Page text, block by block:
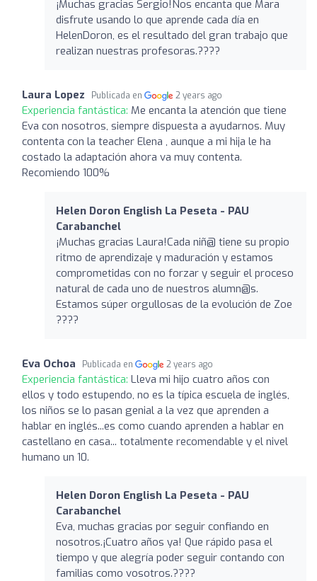
¡Muchas gracias Sergio!Nos encanta que Mara
disfrute usando lo que aprende cada día en
HelenDoron, es el resultado del gran trabajo que
realizan nuestras profesoras.????
Laura Lopez Publicada en 2 years ago
Experiencia fantástica: Me encanta la atención que tiene
Eva con nosotros, siempre dispuesta a ayudarnos. Muy
contenta con la teacher Elena , aunque a mi hija le ha
costado la adaptación ahora va muy contenta.
Recomiendo 100%
Helen Doron English La Peseta - PAU
Carabanchel
¡Muchas gracias Laura!Cada niñ@ tiene su propio
ritmo de aprendizaje y maduración y estamos
comprometidas con no forzar y seguir el proceso
natural de cada uno de nuestros alumn@s.
Estamos súper orgullosas de la evolución de Zoe
????
Eva Ochoa Publicada en 2 years ago
Experiencia fantástica: Lleva mi hijo cuatro años con
ellos y todo estupendo, no es la típica escuela de inglés,
los niños se lo pasan genial a la vez que aprenden a
hablar en inglés...es como cuando aprenden a hablar en
castellano en casa... totalmente recomendable y el nivel
humano un 10.
Helen Doron English La Peseta - PAU
Carabanchel
Eva, muchas gracias por seguir confiando en
nosotros.¡Cuatro años ya! Que rápido pasa el
tiempo y que alegría poder seguir contando con
familias como vosotros.????